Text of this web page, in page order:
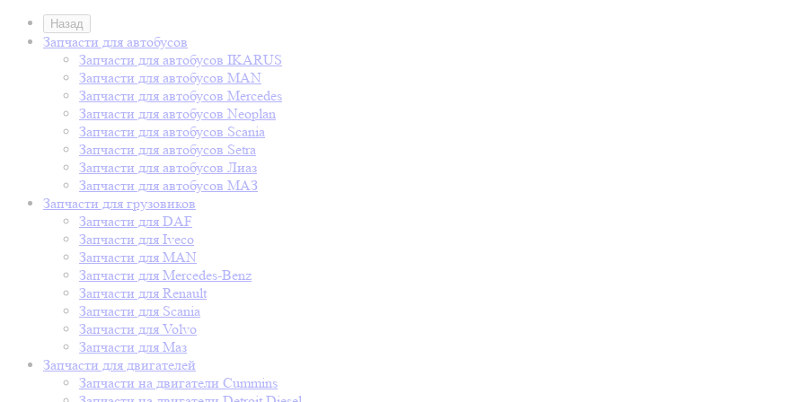
Назад
Запчасти для автобусов
Запчасти для автобусов IKARUS
Запчасти для автобусов MAN
Запчасти для автобусов Mercedes
Запчасти для автобусов Neoplan
Запчасти для автобусов Scania
Запчасти для автобусов Setra
Запчасти для автобусов Лиаз
Запчасти для автобусов МАЗ
Запчасти для грузовиков
Запчасти для DAF
Запчасти для Iveco
Запчасти для MAN
Запчасти для Mercedes-Benz
Запчасти для Renault
Запчасти для Scania
Запчасти для Volvo
Запчасти для Маз
Запчасти для двигателей
Запчасти на двигатели Cummins